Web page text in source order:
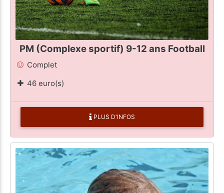
PM (Complexe sportif) 9-12 ans Football
Complet
46 euro(s)
PLUS D'INFOS